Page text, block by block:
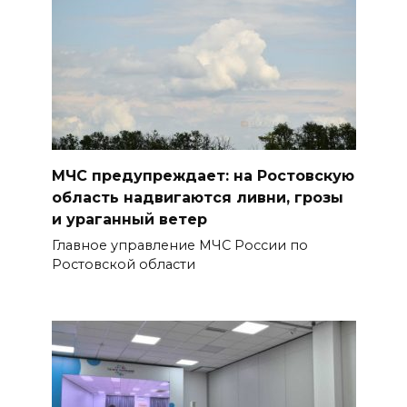
Штормовое предупреждение:
на Ростовскую область
надвигаются ливни с градом
07 августа 2026 13:59
предложили сократить
рабочий день из-за жары
07 августа 2026 13:43
черный цвет – общественники
бьют тревогу
07 августа 2026 13:38
МЧС предупреждает: на Ростовскую
область надвигаются ливни, грозы
и ураганный ветер
Главное управление МЧС России по
Ростовской области